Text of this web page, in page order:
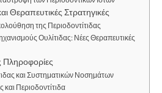
Θεραπευτικές Στρατηγικές
της Περιοδοντίτιδας
Ουλίτιδας: Νέες Θεραπευτικές
Πληροφορίες
και Συστηματικών Νοσημάτων
και Περιοδοντίτιδα